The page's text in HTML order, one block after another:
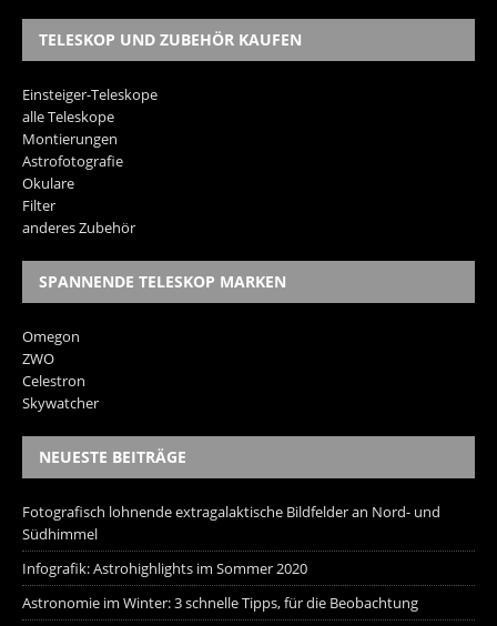
TELESKOP UND ZUBEHÖR KAUFEN
Einsteiger-Teleskope
alle Teleskope
Montierungen
Astrofotografie
Okulare
Filter
anderes Zubehör
SPANNENDE TELESKOP MARKEN
Omegon
ZWO
Celestron
Skywatcher
NEUESTE BEITRÄGE
Fotografisch lohnende extragalaktische Bildfelder an Nord- und
Südhimmel
Infografik: Astrohighlights im Sommer 2020
Astronomie im Winter: 3 schnelle Tipps, für die Beobachtung